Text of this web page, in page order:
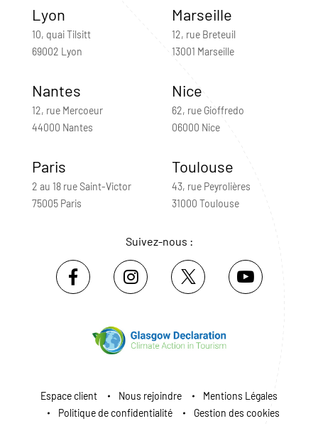
Lyon
10, quai Tilsitt
69002 Lyon
Marseille
12, rue Breteuil
13001 Marseille
Nantes
12, rue Mercoeur
44000 Nantes
Nice
62, rue Gioffredo
06000 Nice
Paris
2 au 18 rue Saint-Victor
75005 Paris
Toulouse
43, rue Peyrolières
31000 Toulouse
Suivez-nous :
Espace client Nous rejoindre
Mentions Légales
Politique de confidentialité
Gestion des cookies